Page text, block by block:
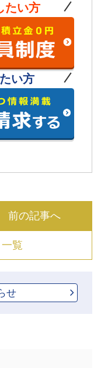
たい方
い方
前の記事へ
覧
せ